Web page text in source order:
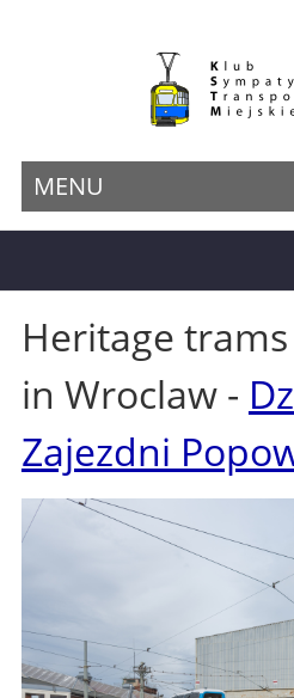
MENU
Heritage
in Wroclaw -
Zajezdni